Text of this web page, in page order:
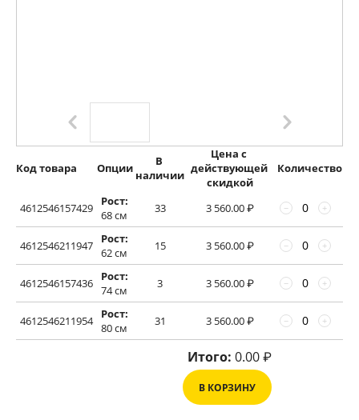
Код товара Опции
В
наличии
Цена с
действующей
скидкой
Количество
4612546157429
Рост:
68 см
33 3 560.00₽ +
−
4612546211947
Рост:
62 см
15 3 560.00₽ +
−
4612546157436
Рост:
74 см
3 3 560.00₽ +
−
4612546211954
Рост:
80 см
31 3 560.00₽ +
−
Итого: 0.00₽
В КОРЗИНУ